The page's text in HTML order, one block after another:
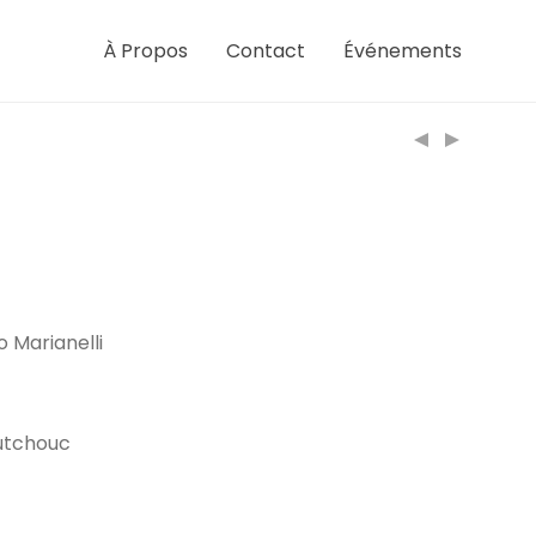
À Propos Contact Événements
Marianelli